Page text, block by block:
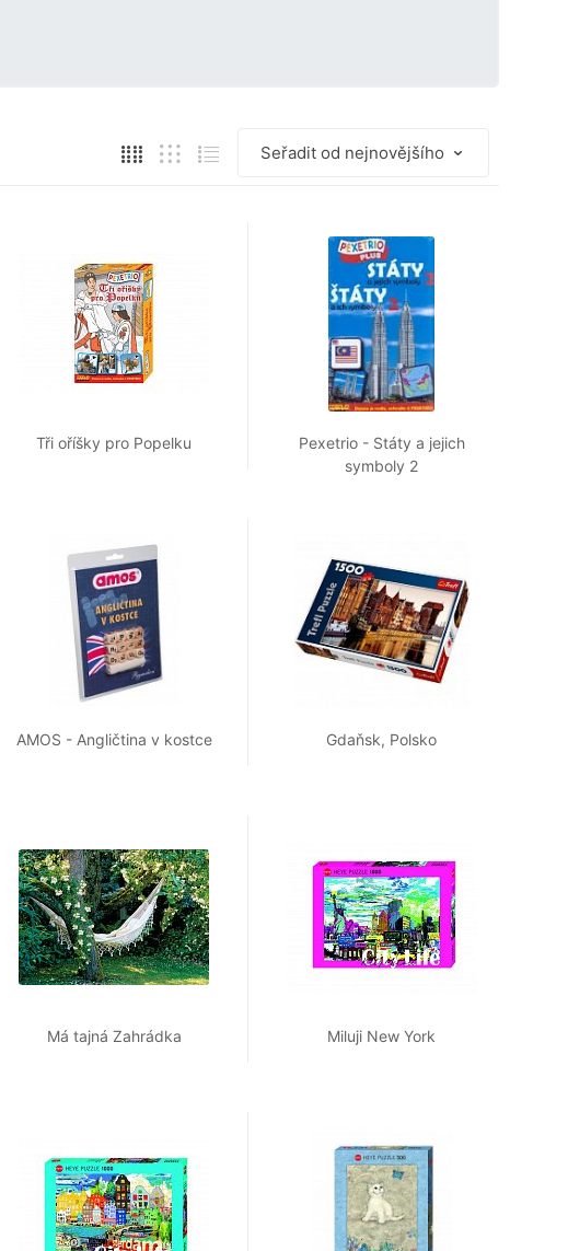
Tři oříšky pro Popelku
Pexetrio - Státy a jejich
symboly 2
AMOS - Angličtina v kostce Gdaňsk, Polsko
Má tajná Zahrádka Miluji New York